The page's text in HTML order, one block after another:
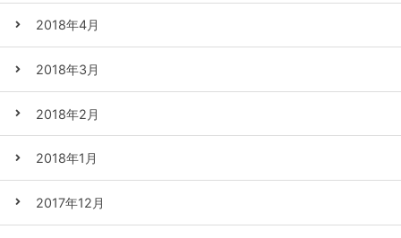
2018年4月
2018年3月
2018年2月
2018年1月
2017年12月